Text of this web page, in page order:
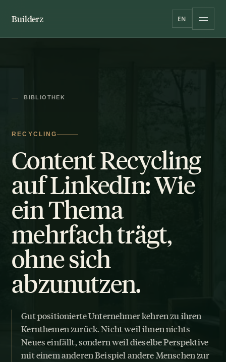
Builderz EN
BIBLIOTHEK
RECYCLING
Content Recycling
auf LinkedIn: Wie
ein Thema
mehrfach trägt,
ohne sich
abzunutzen.
Gut positionierte Unternehmer kehren zu ihren
Kernthemen zurück. Nicht weil ihnen nichts
Neues einfällt, sondern weil dieselbe Perspektive
mit einem anderen Beispiel andere Menschen zur